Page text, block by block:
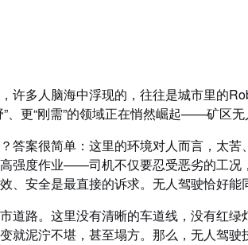
许多人脑海中浮现的，往往是城市里的
”、更“刚需”的领域正在悄然崛起——矿区无
答案很简单：这里的环境对人而言，太
强度作业——司机不仅要忍受恶劣的工况
、安全是最直接的诉求。无人驾驶恰好能
道路。这里没有清晰的车道线，没有红
就泥泞不堪，甚至塌方。那么，无人驾驶